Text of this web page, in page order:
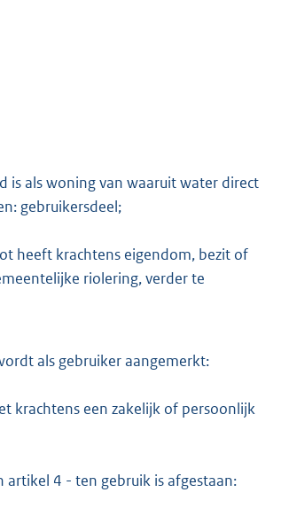
is als woning van waaruit water direct
gebruikersdeel;
heeft krachtens eigendom, bezit of
riolering, verder te
als gebruiker aangemerkt:
krachtens een zakelijk of persoonlijk
artikel 4 - ten gebruik is afgestaan: